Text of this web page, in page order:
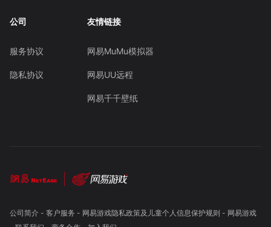
公司
服务协议
隐私协议
友情链接
网易MuMu模拟器
网易UU远程
网易千千壁纸
公司简介- 客户服务 - 网易游戏隐私政策及儿童个人信息保护规则 - 网易游戏